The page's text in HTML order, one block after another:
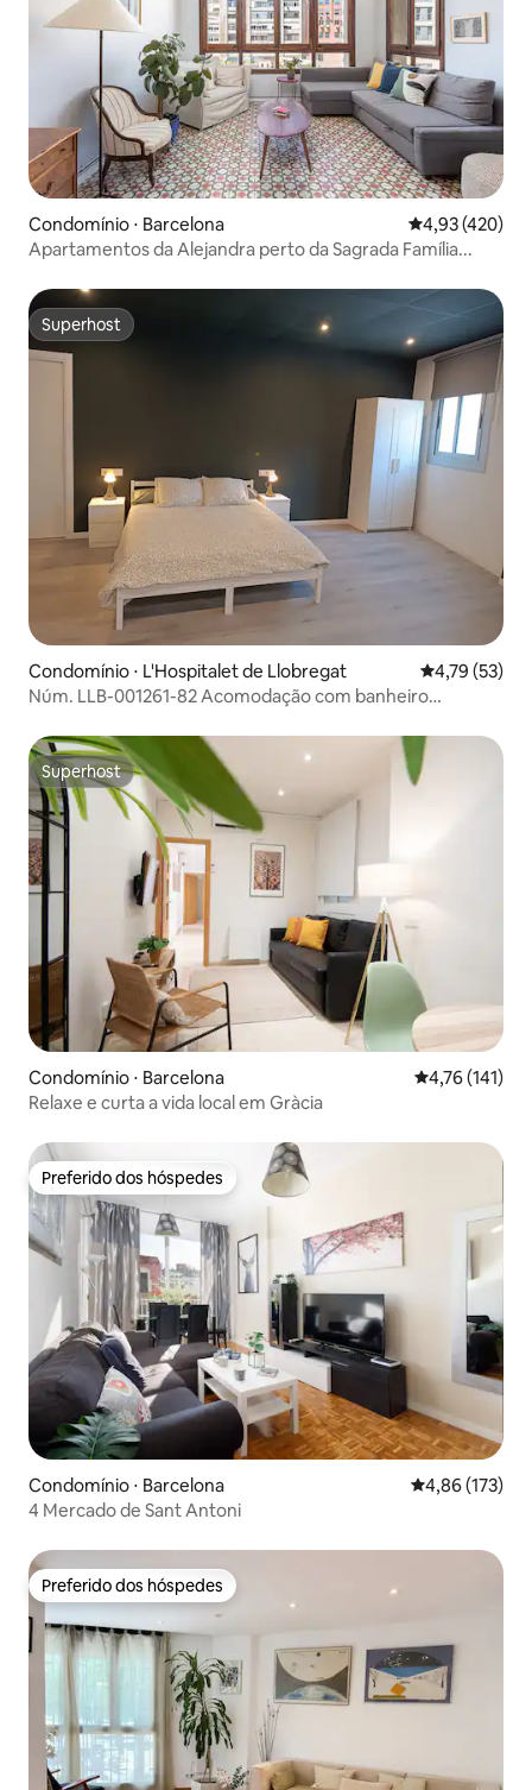
Condomínio ⋅ Barcelona 4,93 de uma
4,93 (420)
Apartamentos da Alejandra perto da Sagrada Família...
Superhost
Superhost
Condomínio ⋅ L'Hospitalet de Llobregat 4,79 de uma
4,79 (53)
Núm. LLB-001261-82 Acomodação com banheiro
Superhost
Superhost
Condomínio ⋅ Barcelona 4,76 de uma
4,76 (141)
Relaxe e curta a vida local em Gràcia
Preferido dos hóspedes
Preferido dos hóspedes
Condomínio ⋅ Barcelona 4,86 de uma
4,86 (173)
4 Mercado de Sant Antoni
Preferido dos hóspedes
Preferido dos hóspedes